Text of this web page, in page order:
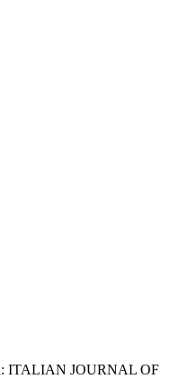
ITALIAN JOURNAL OF